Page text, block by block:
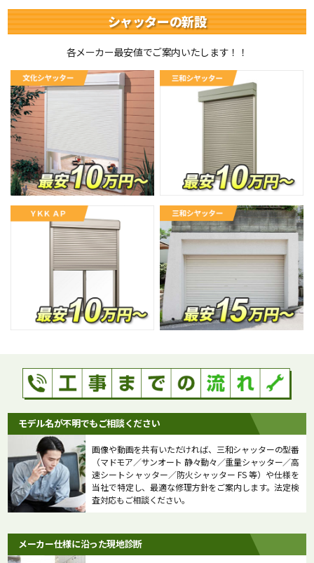
シャッターの新設
各メーカー最安値でご案内いたします！！
モデル名が不明でもご相談ください
画像や動画を共有いただければ、三和シャッターの型番
（マドモア／サンオート 静々動々／重量シャッター／高
速シートシャッター／防火シャッター FS 等）や仕様を
当社で特定し、最適な修理方針をご案内します。法定検
査対応もご相談ください。
メーカー仕様に沿った現地診断